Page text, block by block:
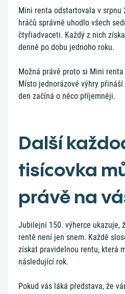
Mini renta odstartovala v srpnu
hráčů správně uhodlo všech
čtyřiadvaceti. Každý z nich
denně po dobu jednoho roku.
Možná právě proto si Mini
Místo jednorázové výhry
den začíná o něco příjemněji.
Další
tisícovka
právě na
Jubilejní 150. výherce ukazuje,
rentě není jen snem. Každé
získat pravidelnou rentu, která
následující rok.
Pokud vás láká představa, že